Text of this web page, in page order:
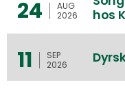
24
AUG
2026
hos
11
SEP
2026